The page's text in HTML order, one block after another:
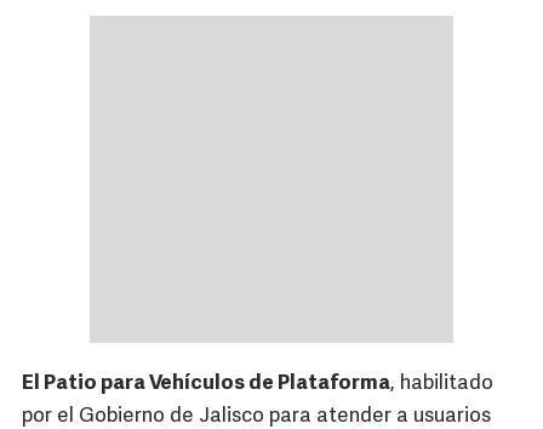
El Patio para Vehículos de Plataforma, habilitado
por el Gobierno de Jalisco para atender a usuarios